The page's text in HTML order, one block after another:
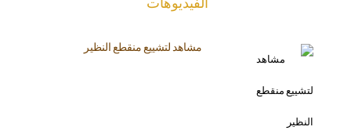
مشاهد لتشييع منقطع النظير